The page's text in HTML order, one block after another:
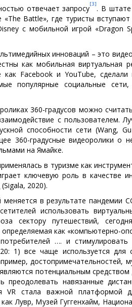
отвечает запросу[3]. В штате
Battle», где туристы
с мобильной игрой «Dragon
инноваций – это
как мобильная виртуальная
как Facebook и YouTube,
популярные социальные
360-градусов можно
с пользователем.
способности сети (Wang,
360-градусные видеоролики о
на Ямайке.
в туризме как
ключевую роль в качестве
2020).
в результате пандемии
использовать
сектору путешествий,
как «компьютерно-
…. и
1) все чаще используется для
потенциальным
преодолевать навязанные
VR стала важной платформой
Лувр, Музей Гуггенхайм,